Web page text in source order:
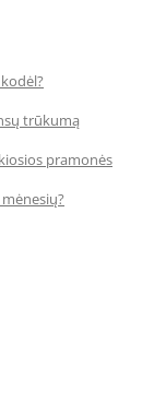
trūkumą
pramonės